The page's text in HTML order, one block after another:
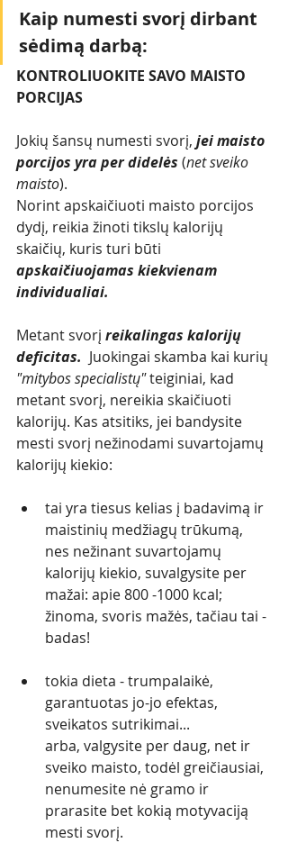
Kaip numesti svorį dirbant
sėdimą darbą:
KONTROLIUOKITE SAVO MAISTO
PORCIJAS
Jokių šansų numesti svorį, jei maisto
porcijos yra per didelės (net sveiko
maisto).
Norint apskaičiuoti maisto porcijos
dydį, reikia žinoti tikslų kalorijų
skaičių, kuris turi būti
apskaičiuojamas kiekvienam
individualiai.
Metant svorį reikalingas kalorijų
deficitas. Juokingai skamba kai kurių
"mitybos specialistų" teiginiai, kad
metant svorį, nereikia skaičiuoti
kalorijų. Kas atsitiks, jei bandysite
mesti svorį nežinodami suvartojamų
kalorijų kiekio:
tai yra tiesus kelias į badavimą ir
maistinių medžiagų trūkumą,
nes nežinant suvartojamų
kalorijų kiekio, suvalgysite per
mažai: apie 800 -1000 kcal;
žinoma, svoris mažės, tačiau tai -
badas!
tokia dieta - trumpalaikė,
garantuotas jo-jo efektas,
sveikatos sutrikimai...
arba, valgysite per daug, net ir
sveiko maisto, todėl greičiausiai,
nenumesite nė gramo ir
prarasite bet kokią motyvaciją
mesti svorį.